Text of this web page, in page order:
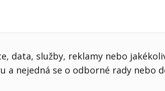
data, služby, reklamy nebo
a nejedná se o odborné rady nebo